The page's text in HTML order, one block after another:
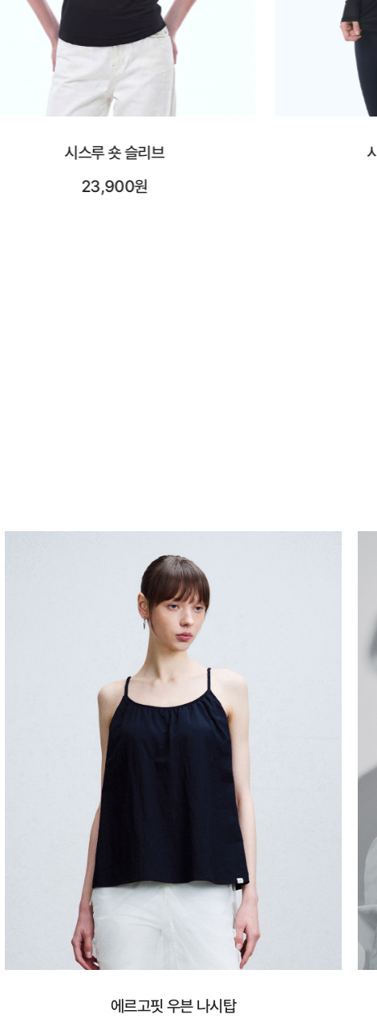
시스루 롱 슬리브
25,900원
시
에르고핏 우븐 나시탑